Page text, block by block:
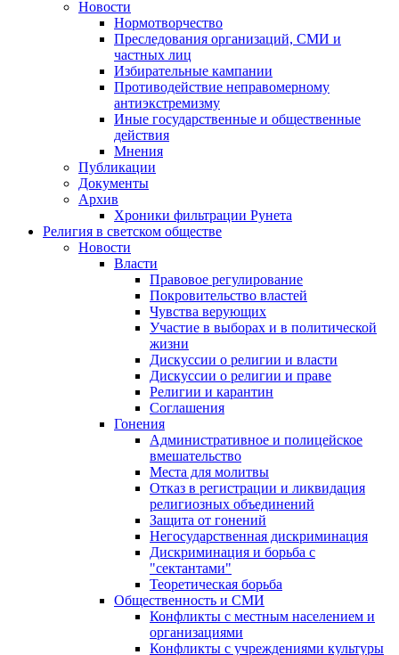
Новости
Нормотворчество
Преследования организаций, СМИ и
частных лиц
Избирательные кампании
Противодействие неправомерному
антиэкстремизму
Иные государственные и общественные
действия
Мнения
Публикации
Документы
Архив
Хроники фильтрации Рунета
Религия в светском обществе
Новости
Власти
Правовое регулирование
Покровительство властей
Чувства верующих
Участие в выборах и в политической
жизни
Дискуссии о религии и власти
Дискуссии о религии и праве
Религии и карантин
Соглашения
Гонения
Административное и полицейское
вмешательство
Места для молитвы
Отказ в регистрации и ликвидация
религиозных объединений
Защита от гонений
Негосударственная дискриминация
Дискриминация и борьба с
"сектантами"
Теоретическая борьба
Общественность и СМИ
Конфликты с местным населением и
организациями
Конфликты с учреждениями культуры